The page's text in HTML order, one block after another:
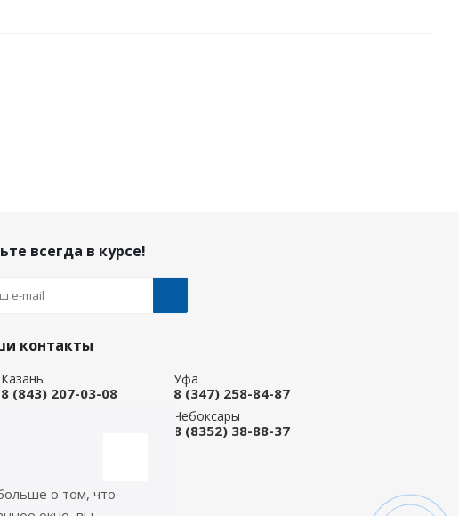
всегда в курсе!
контакты
Казань
8 (843) 207-03-08
Уфа
8 (347) 258-84-87
Чебоксары
8 (8352) 38-88-37
info@a-pricep.ru
о том, что